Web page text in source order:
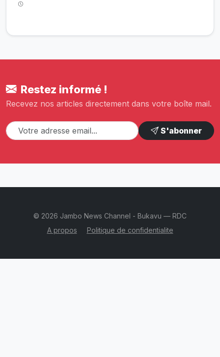
Restez informé !
Recevez nos articles directement dans votre boîte mail.
S'abonner
© 2026 Jambo News Channel - Bukavu — RDC
A propos
Politique de confidentialite